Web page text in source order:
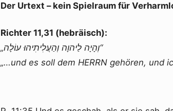
Der Urtext – kein Spielraum für
Richter 11,31 (hebräisch):
„וְהָיָה לַיהוָה וְהַעֲלִיתִיהוּ עוֹלָה“
„…und es soll dem HERRN gehören, und